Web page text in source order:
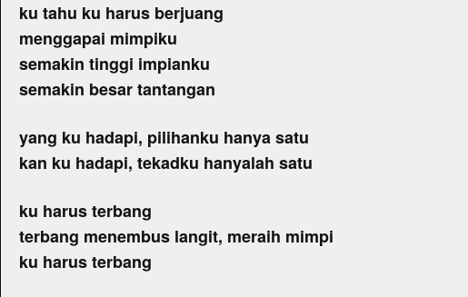
ku tahu ku harus berjuang
menggapai mimpiku
semakin tinggi impianku
semakin besar tantangan
yang ku hadapi, pilihanku hanya satu
kan ku hadapi, tekadku hanyalah satu
ku harus terbang
terbang menembus langit, meraih mimpi
ku harus terbang